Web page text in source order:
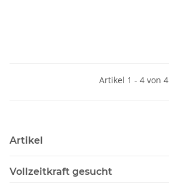
Artikel 1 - 4 von 4
Artikel
Vollzeitkraft gesucht